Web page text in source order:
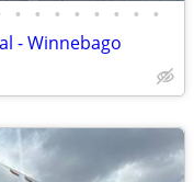
• • • • • • • •
- Winnebago